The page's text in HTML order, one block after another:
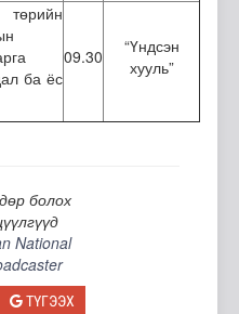
ба ёс
09.30
“Үндсэн
хууль”
болох
National
ТҮГЭЭХ